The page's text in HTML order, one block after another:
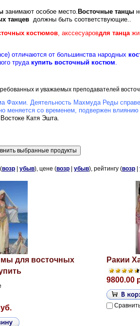
занимают особое место. Восточные танцы
танцев должны быть соответствующие..
костюмов, акссесуаровдля танца
отличаются от большинства народных
труда купить восточный костюм.
и уважаемых преподавателей
Фахми. Деятельность Махмуда Реды
меняется со временем, подвержен влиянию
Катя Эшта.
возр убыв), цене (возр убыв), рейтингу (возр
для восточных
Ракии
9800.00